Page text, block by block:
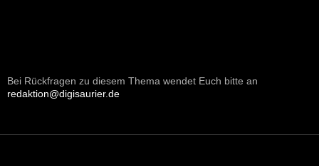
Bei Rückfragen zu diesem Thema wendet Euch bitte an
redaktion@digisaurier.de